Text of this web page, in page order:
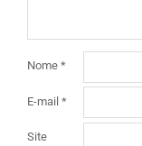
Nome *
E-mail *
Site